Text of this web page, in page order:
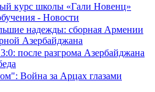
курс школы «Гали Новенц»
- Новости
надежды: сборная Армении
Азербайджана
после разгрома Азербайджана
Война за Арцах глазами